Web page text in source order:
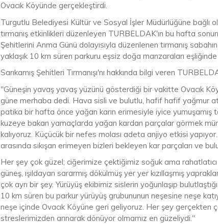
Ovacık Köyünde gerçekleştirdi.
Turgutlu Belediyesi Kültür ve Sosyal İşler Müdürlüğüne bağlı
tırmanış etkinlikleri düzenleyen TURBELDAK'ın bu hafta
Şehitlerini Anma Günü dolayısıyla düzenlenen tırmanış
yaklaşık 10 km süren parkuru eşsiz doğa manzaraları eşliğinde
Sarıkamış Şehitleri Tırmanışı'nı hakkında bilgi veren
"Güneşin yavaş yavaş yüzünü gösterdiği bir vakitte Ovacık
güne merhaba dedi. Hava sisli ve bulutlu, hafif hafif yağmur
patika bir hafta önce yağan karın erimesiyle iyice yumuşamış
kuzeye bakan yamaçlarda yağan kardan parçalar görmek
kalıyoruz. Küçücük bir nefes molası adeta anjiyo etkisi
arasında sıkışan erimeyen bizleri bekleyen kar parçaları ve
Her şey çok güzel; ciğerimize çektiğimiz soğuk ama
güneş, ışıldayan sararmış dökülmüş yer yer kızıllaşmış
çok ayrı bir şey. Yürüyüş ekibimiz sislerin yoğunlaşıp
10 km süren bu parkur yürüyüş grubununun neşesine neşe
neşe içinde Ovacık Köyüne geri geliyoruz. Her şey gerçekten
streslerimizden arınarak dönüyor olmamız en güzeliydi."